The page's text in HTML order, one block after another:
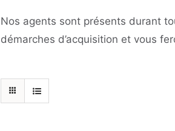
Nos agents sont présents durant
démarches d’acquisition et vous